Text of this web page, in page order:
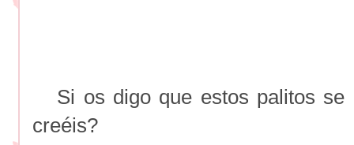
Si os digo que estos palitos se
creéis?